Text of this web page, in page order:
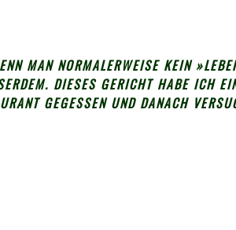
MAN NORMALERWEISE KEIN
DIESES GERICHT HABE ICH
GEGESSEN UND DANACH